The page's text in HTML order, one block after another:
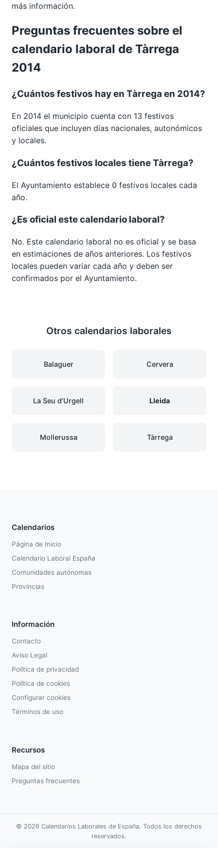
más información.
Preguntas frecuentes sobre el
calendario laboral de Tàrrega
2014
¿Cuántos festivos hay en Tàrrega en 2014?
En 2014 el municipio cuenta con 13 festivos
oficiales que incluyen días nacionales, autonómicos
y locales.
¿Cuántos festivos locales tiene Tàrrega?
El Ayuntamiento establece 0 festivos locales cada
año.
¿Es oficial este calendario laboral?
No. Este calendario laboral no es oficial y se basa
en estimaciones de años anteriores. Los festivos
locales pueden variar cada año y deben ser
confirmados por el Ayuntamiento.
Otros calendarios laborales
Balaguer Cervera
La Seu d’Urgell Lleida
Mollerussa Tàrrega
Calendarios
Página de Inicio
Calendario Laboral España
Comunidades autónomas
Provincias
Información
Contacto
Aviso Legal
Política de privacidad
Política de cookies
Configurar cookies
Términos de uso
Recursos
Mapa del sitio
Preguntas frecuentes
© 2026 Calendarios Laborales de España. Todos los derechos
reservados.